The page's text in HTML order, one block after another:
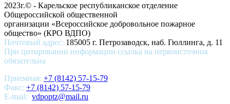
2023г.© - Карельское республиканское отделение
Общероссийской общественной
организации «Всероссийское добровольное пожарное
общество» (КРО ВДПО)
Почтовый адрес: 185005 г. Петрозаводск, наб. Гюллинга, д. 11
При цитировании информации ссылка на первоисточник
обязательна
Приемная: +7 (8142) 57-15-79
Факс: +7 (8142) 57-15-79
E-mail: vdpoptz@mail.ru